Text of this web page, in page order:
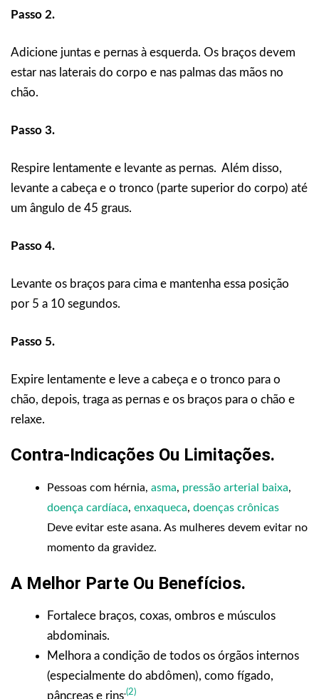
Passo 2.
Adicione juntas e pernas à esquerda. Os braços devem
estar nas laterais do corpo e nas palmas das mãos no
chão.
Passo 3.
Respire lentamente e levante as pernas. Além disso,
levante a cabeça e o tronco (parte superior do corpo) até
um ângulo de 45 graus.
Passo 4.
Levante os braços para cima e mantenha essa posição
por 5 a 10 segundos.
Passo 5.
Expire lentamente e leve a cabeça e o tronco para o
chão, depois, traga as pernas e os braços para o chão e
relaxe.
Contra-Indicações Ou Limitações.
Pessoas com hérnia, asma, pressão arterial baixa,
doença cardíaca, enxaqueca, doenças crônicas
Deve evitar este asana. As mulheres devem evitar no
momento da gravidez.
A Melhor Parte Ou Benefícios.
Fortalece braços, coxas, ombros e músculos
abdominais.
Melhora a condição de todos os órgãos internos
(especialmente do abdômen), como fígado,
pâncreas e rins.(2)